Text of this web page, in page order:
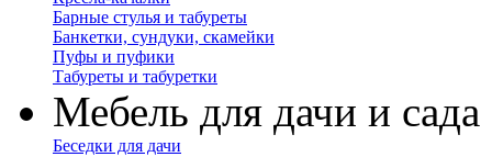
Барные стулья и табуреты
Банкетки, сундуки, скамейки
Пуфы и пуфики
Табуреты и табуретки
Мебель для дачи и сада
Беседки для дачи